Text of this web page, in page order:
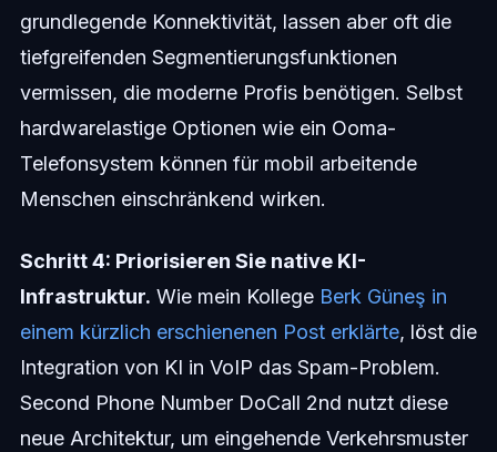
grundlegende Konnektivität, lassen aber oft die
tiefgreifenden Segmentierungsfunktionen
vermissen, die moderne Profis benötigen. Selbst
hardwarelastige Optionen wie ein Ooma-
Telefonsystem können für mobil arbeitende
Menschen einschränkend wirken.
Schritt 4: Priorisieren Sie native KI-
Infrastruktur. Wie mein Kollege Berk Güneş in
einem kürzlich erschienenen Post erklärte, löst die
Integration von KI in VoIP das Spam-Problem.
Second Phone Number DoCall 2nd nutzt diese
neue Architektur, um eingehende Verkehrsmuster